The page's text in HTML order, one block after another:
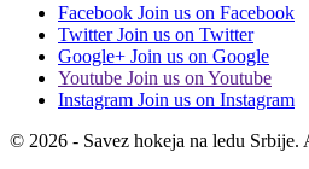
Facebook Join us on Facebook
Twitter Join us on Twitter
Google+ Join us on Google
Youtube Join us on Youtube
Instagram Join us on Instagram
© 2026 - Savez hokeja na ledu Srbije.